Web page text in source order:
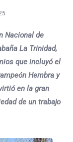
Nacional de
La Trinidad,
que incluyó el
Hembra y
en la gran
de un trabajo